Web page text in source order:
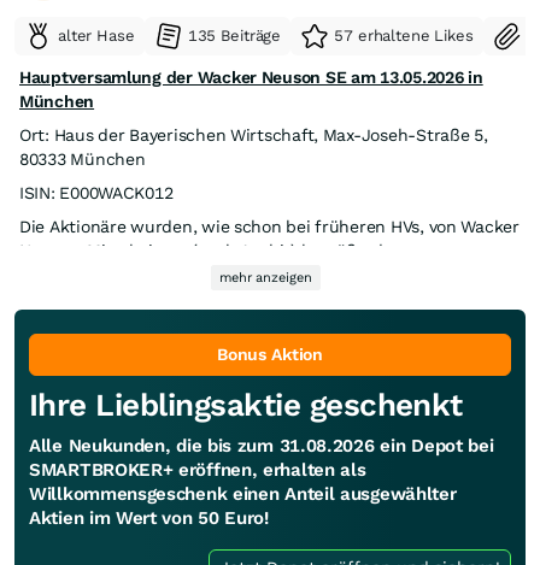
alter Hase 135 Beiträge 57 erhaltene Likes
Hauptversamlung der Wacker Neuson SE am 13.05.2026 in
München
Ort: Haus der Bayerischen Wirtschaft, Max-Joseh-Straße 5,
80333 München
ISIN: E000WACK012
Die Aktionäre wurden, wie schon bei früheren HVs, von Wacker
Neuson-Mitarbeitern (auch Azubis) begrüßt, dazu waren
Produkte ausgestellt - ein angenehmer Empfang.
Sehr nützlich waren die umfangreichen, gedruckten
Geschäftsberichte und die Tageszeitungen FAZ und SZ. Zur
Begrüßung gab es Laugenstangen mit Butter, Croissants,
Kaffee, Tee, Erfrischungsgetränke.
Um 10 Uhr eroffnete der Vorsitzende des Aufsichtsrats, Hans
Neunteufel, die Hauptversammlung vor rund 200 Aktionären
bei einer Präsenz von rund 78 %.
Er verwies auf die schwierigen Geschäftsbedingungen bei Bau-
und Landwirtschaftsmaschinen, betonte den aktuellen
Marktaufschwung und unterstrich, dass das Unternehmen für
Der CEO Dr. Karl Tragl betonte ebenfalls die Innovationskraft
mehr anzeigen
Bonus Aktion
Ihre Lieblingsaktie geschenkt
Alle Neukunden, die bis zum 31.08.2026 ein Depot bei
SMARTBROKER+ eröffnen, erhalten als
Willkommensgeschenk einen Anteil ausgewählter
Aktien im Wert von 50 Euro!